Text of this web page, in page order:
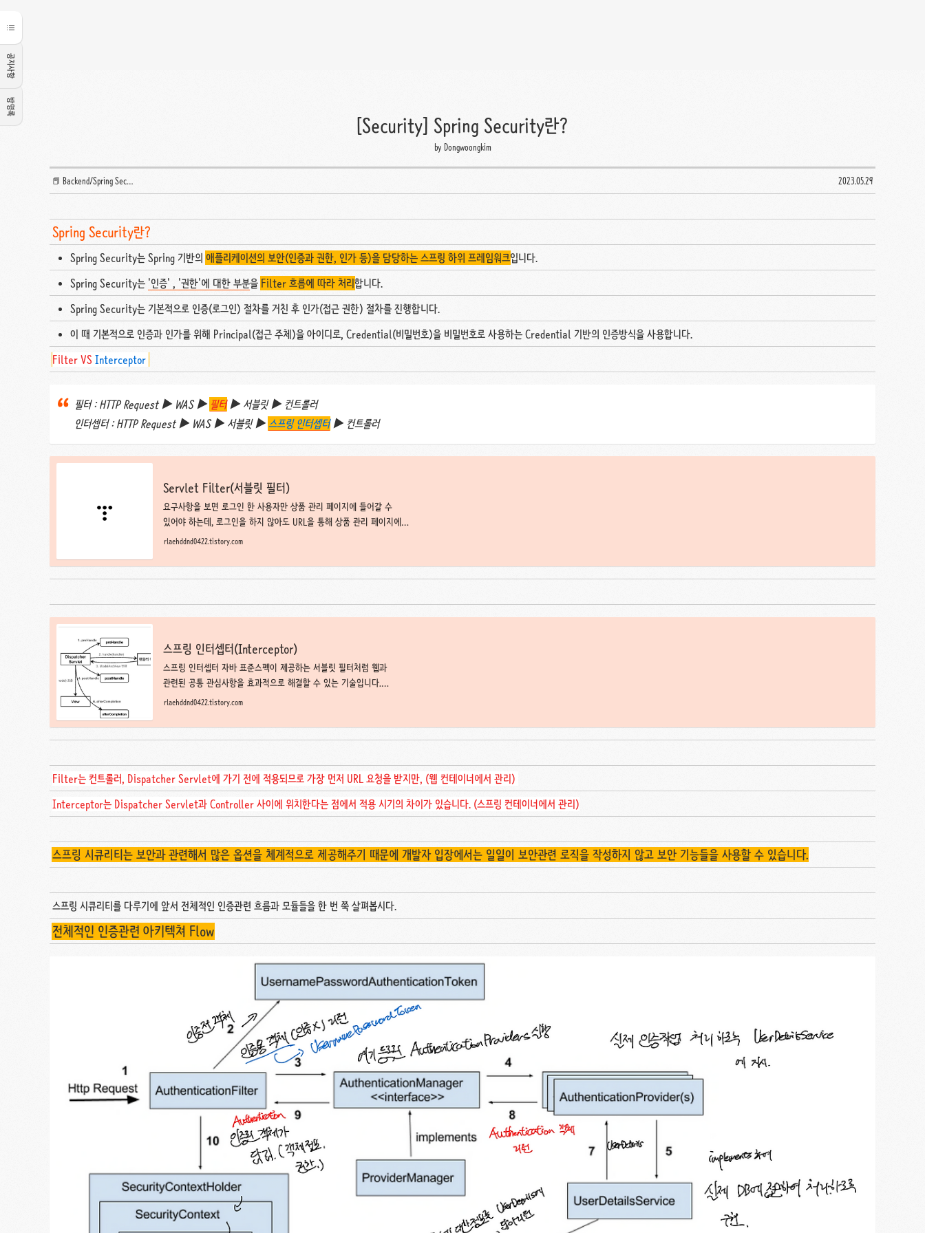
공지사항
방명록
[Security] Spring Security란?
by Dongwoongkim
📕 Backend/Spring Security 2023.05.29
Spring Security란?
Spring Security는 Spring 기반의 애플리케이션의 보안(인증과 권한, 인가 등)을 담당하는 스프링 하위 프레임워크입니다.
Spring Security는 '인증' , '권한'에 대한 부분을 Filter 흐름에 따라 처리합니다.
Spring Security는 기본적으로 인증(로그인) 절차를 거친 후 인가(접근 권한) 절차를 진행합니다.
이 때 기본적으로 인증과 인가를 위해 Principal(접근 주체)을 아이디로, Credential(비밀번호)을 비밀번호로 사용하는 Credential 기반의 인증방식을 사용합니다.
FilterVS Interceptor
필터 : HTTP Request ▶︎ WAS ▶︎ 필터▶︎ 서블릿 ▶︎ 컨트롤러
인터셉터 : HTTP Request ▶︎ WAS ▶︎ 서블릿 ▶︎스프링 인터셉터▶︎ 컨트롤러
Servlet Filter(서블릿 필터)
요구사항을 보면 로그인 한 사용자만 상품 관리 페이지에 들어갈 수
있어야 하는데, 로그인을 하지 않아도 URL을 통해 상품 관리 페이지에
접근할 수 있습니다. http://localhost:8080/items 상품 관리 컨
rlaehddnd0422.tistory.com
스프링 인터셉터(Interceptor)
스프링 인터셉터 자바 표준스펙이 제공하는 서블릿 필터처럼 웹과
관련된 공통 관심사항을 효과적으로 해결할 수 있는 기술입니다.
인터셉터 특징 인터셉터는 서블릿 필터의 흐름과 비슷한 흐
rlaehddnd0422.tistory.com
Filter는 컨트롤러, Dispatcher Servlet에 가기 전에 적용되므로 가장 먼저 URL 요청을 받지만, (웹 컨테이너에서 관리)
Interceptor는 Dispatcher Servlet과 Controller 사이에 위치한다는 점에서 적용 시기의 차이가 있습니다. (스프링 컨테이너에서 관리)
스프링 시큐리티는 보안과 관련해서 많은 옵션을 체계적으로 제공해주기 때문에 개발자 입장에서는 일일이 보안관련 로직을 작성하지 않고 보안 기능들을 사용할 수 있습니다.
스프링 시큐리티를 다루기에 앞서 전체적인 인증관련 흐름과 모듈들을 한 번 쭉 살펴봅시다.
전체적인 인증관련 아키텍쳐 Flow